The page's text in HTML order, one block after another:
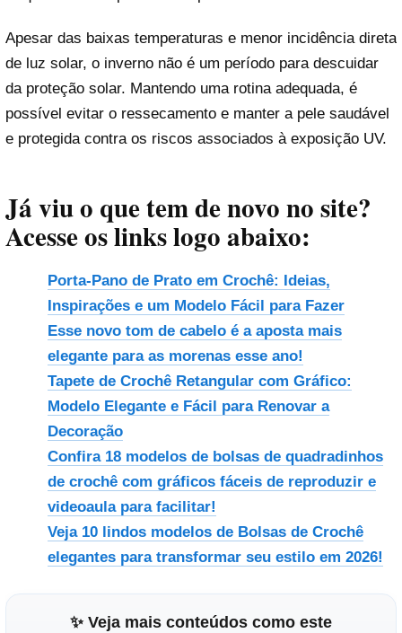
Apesar das baixas temperaturas e menor incidência direta
de luz solar, o inverno não é um período para descuidar
da proteção solar. Mantendo uma rotina adequada, é
possível evitar o ressecamento e manter a pele saudável
e protegida contra os riscos associados à exposição UV.
Já viu o que tem de novo no site?
Acesse os links logo abaixo:
Porta-Pano de Prato em Crochê: Ideias,
Inspirações e um Modelo Fácil para Fazer
Esse novo tom de cabelo é a aposta mais
elegante para as morenas esse ano!
Tapete de Crochê Retangular com Gráfico:
Modelo Elegante e Fácil para Renovar a
Decoração
Confira 18 modelos de bolsas de quadradinhos
de crochê com gráficos fáceis de reproduzir e
videoaula para facilitar!
Veja 10 lindos modelos de Bolsas de Crochê
elegantes para transformar seu estilo em 2026!
✨ Veja mais conteúdos como este